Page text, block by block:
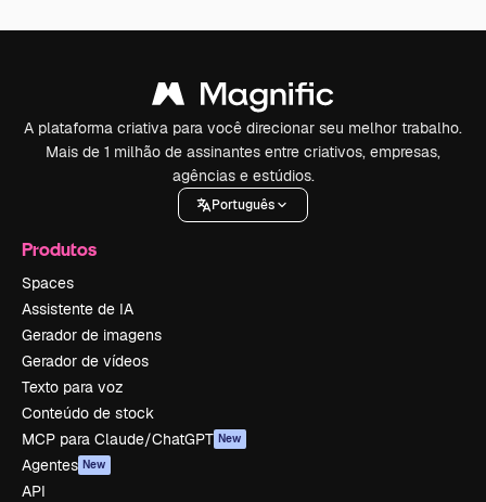
A plataforma criativa para você direcionar seu melhor trabalho.
Mais de 1 milhão de assinantes entre criativos, empresas,
agências e estúdios.
Português
Produtos
Spaces
Assistente de IA
Gerador de imagens
Gerador de vídeos
Texto para voz
Conteúdo de stock
MCP para Claude/ChatGPT New
Agentes New
API